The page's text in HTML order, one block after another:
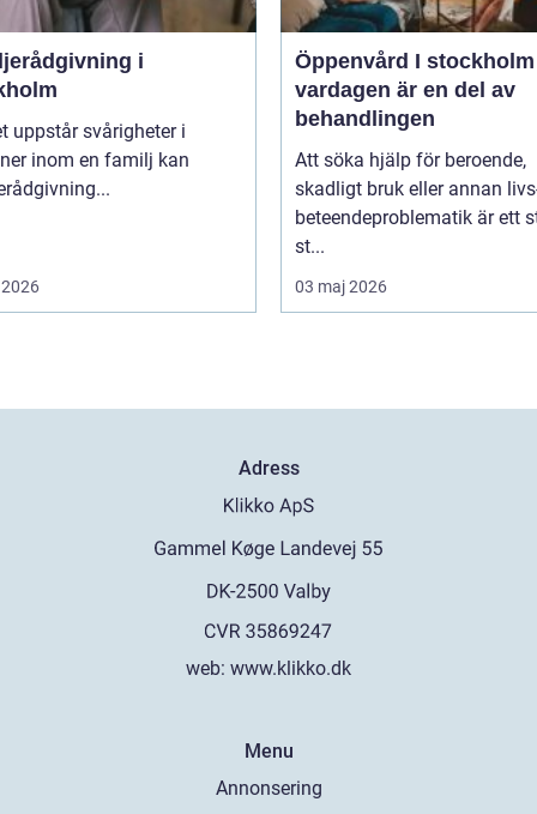
i
uppstår svårigheter i
inom en familj kan
Öppenvård I stockholm
vardagen är en del av
behandlingen
Att söka hjälp för beroende,
skadligt bruk eller annan
beteendeproblematik är ett
st...
03 maj 2026
Adress
web: www.klikko.dk
Menu
Annonsering